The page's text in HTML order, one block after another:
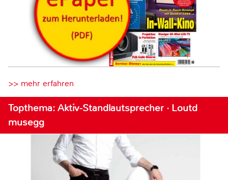
>> mehr erfahren
Topthema: Aktiv-Standlautsprecher · Loutd
musegg